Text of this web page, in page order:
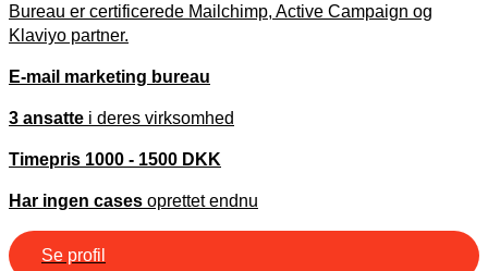
Bureau er certificerede Mailchimp, Active Campaign og
Klaviyo partner.
E-mail marketing bureau
3 ansatte i deres virksomhed
Timepris 1000 - 1500 DKK
Har ingen cases oprettet endnu
Se profil